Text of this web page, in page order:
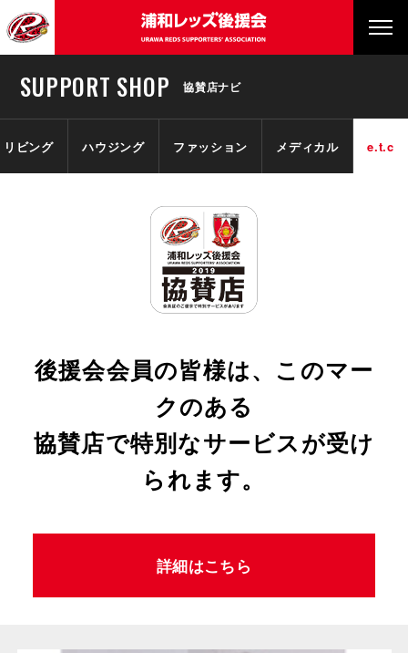
SUPPORT SHOP 協賛店ナビ
リビング ハウジング ファッション メディカル e.t.c
後援会会員の皆様は、このマー
クのある
協賛店で特別なサービスが受け
られます。
詳細はこちら